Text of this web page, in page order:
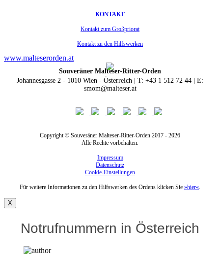
KONTAKT
Kontakt zum Großpriorat
Kontakt zu den Hilfswerken
www.malteserorden.at
Souveräner Malteser-Ritter-Orden
Johannesgasse 2 - 1010 Wien - Österreich | T: +43 1 512 72 44 | E:
smom@malteser.at
Copyright © Souveräner Malteser-Ritter-Orden 2017 - 2026
Alle Rechte vorbehalten.
Impressum
Datenschutz
Cookie-Einstellungen
Für weitere Informationen zu den Hilfswerken des Ordens klicken Sie »hier«.
X
Notrufnummern in Österreich